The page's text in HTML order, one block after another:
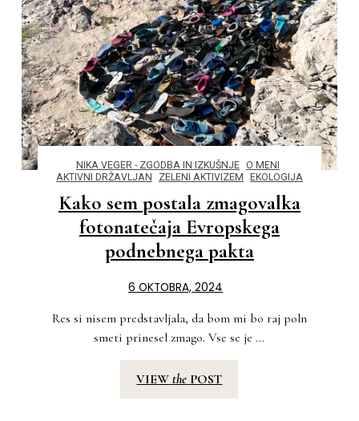
NIKA VEGER - ZGODBA IN IZKUŠNJE O MENI
AKTIVNI DRŽAVLJAN ZELENI AKTIVIZEM EKOLOGIJA
Kako sem postala zmagovalka
fotonatečaja Evropskega
podnebnega pakta
6 OKTOBRA, 2024
Res si nisem predstavljala, da bom mi bo raj poln
smeti prinesel zmago. Vse se je ...
VIEWthe POST